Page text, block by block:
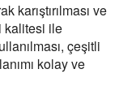
karıştırılması ve
kalitesi ile
çeşitli
kolay ve